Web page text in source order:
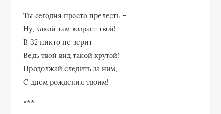
Ты сегодня просто прелесть –
Ну, какой там возраст твой!
В 32 никто не верит
Ведь твой вид такой крутой!
Продолжай следить за ним,
С днем рождения твоим!
***